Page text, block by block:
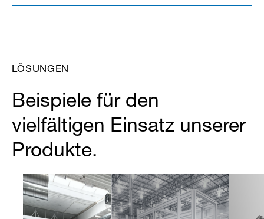
LÖSUNGEN
Beispiele für den
vielfältigen Einsatz unserer
Produkte.